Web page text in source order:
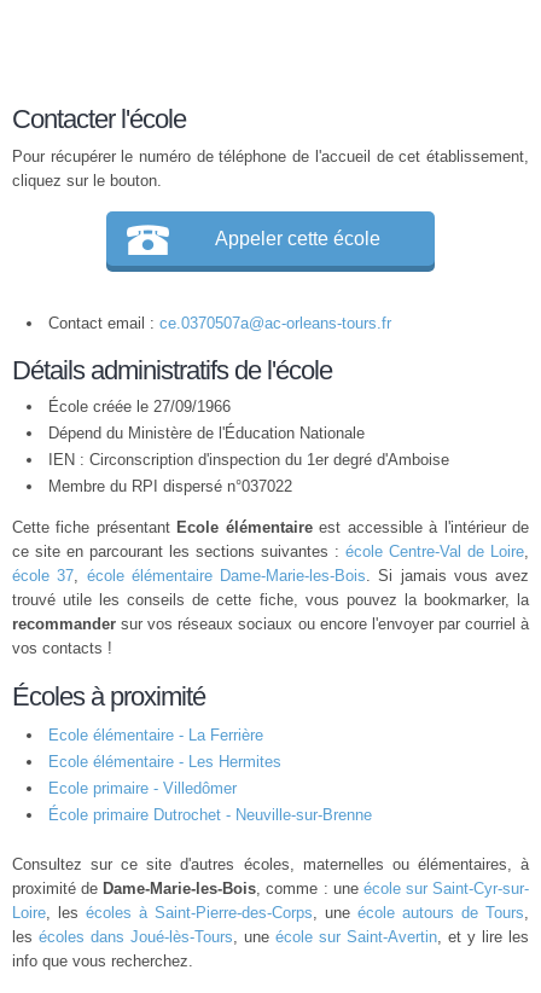
Contacter l'école
Pour récupérer le numéro de téléphone de l'accueil de cet établissement,
cliquez sur le bouton.
Appeler cette école
Contact email : ce.0370507a@ac-orleans-tours.fr
Détails administratifs de l'école
École créée le 27/09/1966
Dépend du Ministère de l'Éducation Nationale
IEN : Circonscription d'inspection du 1er degré d'Amboise
Membre du RPI dispersé n°037022
Cette fiche présentant Ecole élémentaireest accessible à l'intérieur de
ce site en parcourant les sections suivantes : école Centre-Val de Loire,
école 37, école élémentaire Dame-Marie-les-Bois. Si jamais vous avez
trouvé utile les conseils de cette fiche, vous pouvez la bookmarker, la
recommander sur vos réseaux sociaux ou encore l'envoyer par courriel à
vos contacts !
Écoles à proximité
Ecole élémentaire - La Ferrière
Ecole élémentaire - Les Hermites
Ecole primaire - Villedômer
École primaire Dutrochet - Neuville-sur-Brenne
Consultez sur ce site d'autres écoles, maternelles ou élémentaires, à
proximité de Dame-Marie-les-Bois, comme : une école sur Saint-Cyr-sur-
Loire, les écoles à Saint-Pierre-des-Corps, une école autours de Tours,
les écoles dans Joué-lès-Tours, une école sur Saint-Avertin, et y lire les
info que vous recherchez.